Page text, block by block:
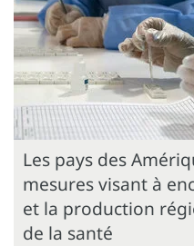
Les pays des
mesures visant à
et la production
de la santé